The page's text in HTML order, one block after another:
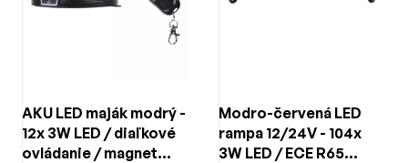
AKU LED maják modrý -
12x 3W LED / diaľkové
ovládanie / magnet
Modro-červená LED
rampa 12/24V - 104x
3W LED / ECE R65